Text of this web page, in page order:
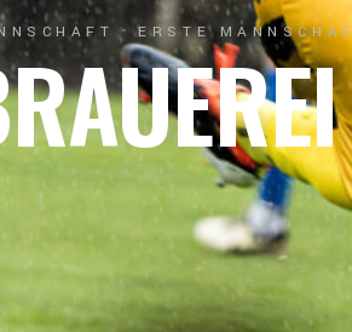
ERSTE